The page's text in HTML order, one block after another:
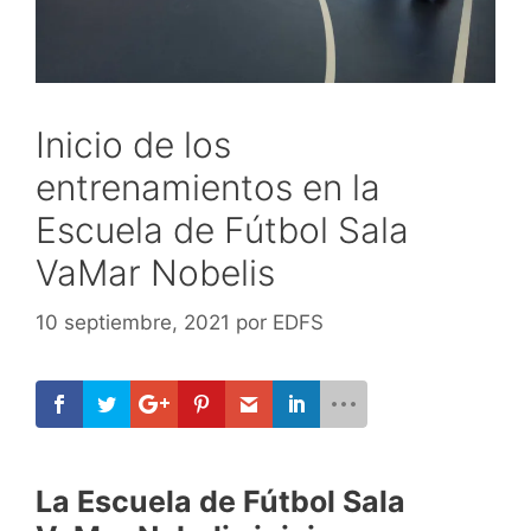
Inicio de los
entrenamientos en la
Escuela de Fútbol Sala
VaMar Nobelis
10 septiembre, 2021 por EDFS
La Escuela de Fútbol Sala